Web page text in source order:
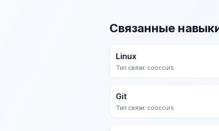
Связанные
Linux
Тип связи: cooccurs
Git
Тип связи: cooccurs